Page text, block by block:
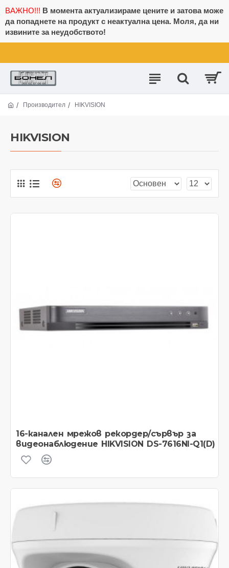
ВАЖНО!!! В момента актуализираме цените и затова може
да попаднете на продукт с неактуална цена. Моля, да ни
извините за неудобството!
Производител HIKVISION
HIKVISION
16-канален мрежов рекордер/сървър за
видеонаблюдение HIKVISION DS-7616NI-Q1(D)